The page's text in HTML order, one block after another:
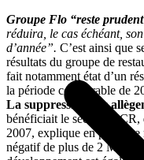
Groupe Flo “reste prudent
réduira, le cas échéant,
d’année”. C’est ainsi que
résultats du groupe de
fait notamment état d’un
la période comparable de
La suppression des
bénéficiait le secteur
2007, explique en partie
négatif de plus de 2 M€